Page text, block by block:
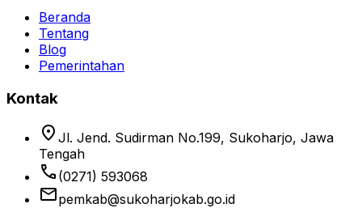
Beranda
Tentang
Blog
Pemerintahan
Kontak
location_on Jl. Jend. Sudirman No.199, Sukoharjo, Jawa
Tengah
phone (0271) 593068
emailpemkab@sukoharjokab.go.id